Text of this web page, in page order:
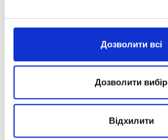
Дозволити всі
Дозволити вибір
Відхилити